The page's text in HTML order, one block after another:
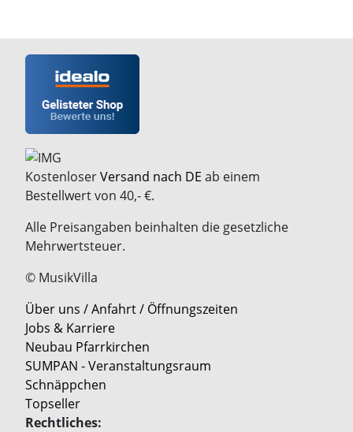
KostenloserVersand nach DE ab einem
Bestellwert von 40,- €.
Alle Preisangaben beinhalten die gesetzliche
Mehrwertsteuer.
© MusikVilla
Über uns / Anfahrt / Öffnungszeiten
Jobs & Karriere
Neubau Pfarrkirchen
SUMPAN - Veranstaltungsraum
Schnäppchen
Topseller
Rechtliches: